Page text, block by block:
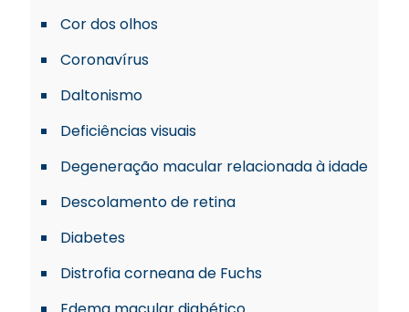
Cor dos olhos
Coronavírus
Daltonismo
Deficiências visuais
Degeneração macular relacionada à idade
Descolamento de retina
Diabetes
Distrofia corneana de Fuchs